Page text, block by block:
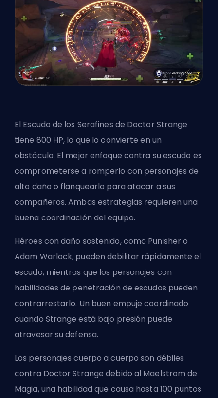
El Escudo de los Serafines de Doctor Strange
tiene 800 HP, lo que lo convierte en un
obstáculo. El mejor enfoque contra su escudo es
comprometerse a romperlo con personajes de
alto daño o flanquearlo para atacar a sus
compañeros. Ambas estrategias requieren una
buena coordinación del equipo.
Héroes con daño sostenido, como Punisher o
Adam Warlock, pueden debilitar rápidamente el
escudo, mientras que los personajes con
habilidades de penetración de escudos pueden
contrarrestarlo. Un buen empuje coordinado
cuando Strange está bajo presión puede
atravesar su defensa.
Los personajes cuerpo a cuerpo son débiles
contra Doctor Strange debido al Maelstrom de
Magia, una habilidad que causa hasta 100 puntos